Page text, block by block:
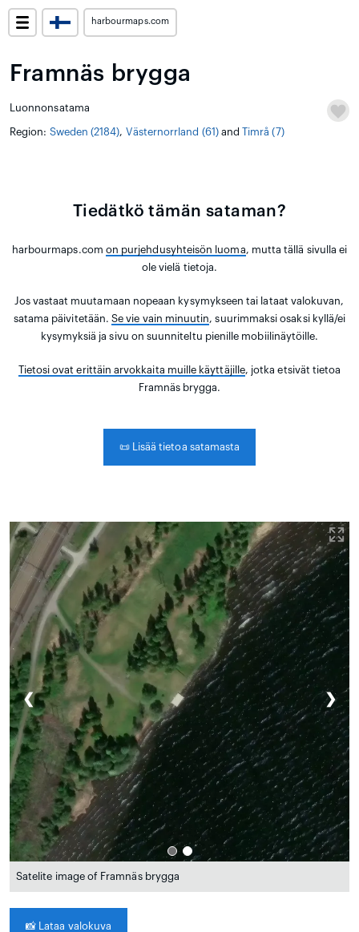
harbourmaps.com
Framnäs brygga
Luonnonsatama
Region: Sweden (2184), Västernorrland (61)andTimrå (7)
Tiedätkö tämän sataman?
harbourmaps.com on purjehdusyhteisön luoma, mutta tällä sivulla ei
ole vielä tietoja.
Jos vastaat muutamaan nopeaan kysymykseen tai lataat valokuvan,
satama päivitetään.Se vie vain minuutin, suurimmaksi osaksi kyllä/ei
kysymyksiä ja sivu on suunniteltu pienille mobiilinäytöille.
Tietosi ovat erittäin arvokkaita muille käyttäjille, jotka etsivät tietoa
Framnäs brygga.
📜Lisää tietoa satamasta
❮ ❯
Satelite image of Framnäs brygga
📸 Lataa valokuva